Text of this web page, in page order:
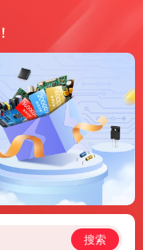
搜索